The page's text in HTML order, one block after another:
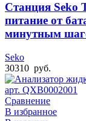
Станция Seko
питание от
минутным
Seko
30310 руб.
Сравнение
В избранное